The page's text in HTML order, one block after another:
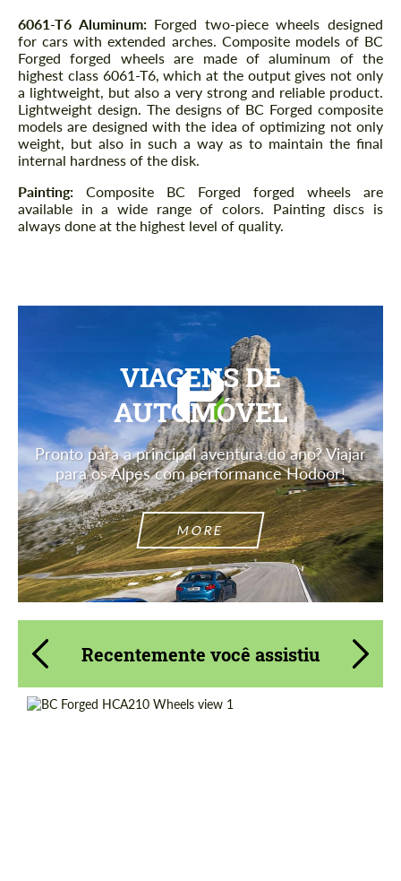
Descrição
6061-T6 Aluminum: Forged two-piece wheels designed
for cars with extended arches. Composite models of BC
Forged forged wheels are made of aluminum of the
highest class 6061-T6, which at the output gives not only
a lightweight, but also a very strong and reliable product.
Lightweight design. The designs of BC Forged composite
models are designed with the idea of ​​optimizing not only
weight, but also in such a way as to maintain the final
internal hardness of the disk.
Painting: Composite BC Forged forged wheels are
available in a wide range of colors. Painting discs is
always done at the highest level of quality.
VIAGENS DE
AUTOMÓVEL
Pronto para a principal aventura do ano? Viajar
para os Alpes com performance Hodoor!
MORE
Recentemente você assistiu